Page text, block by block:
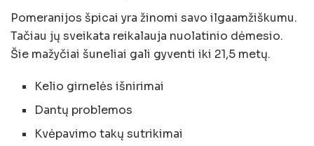
Pomeranijos špicai yra žinomi savo ilgaamžiškumu.
Tačiau jų sveikata reikalauja nuolatinio dėmesio.
Šie mažyčiai šuneliai gali gyventi iki 21,5 metų.
Kelio girnelės išnirimai
Dantų problemos
Kvėpavimo takų sutrikimai